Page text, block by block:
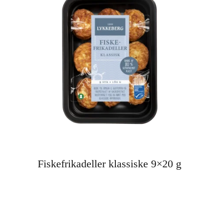
Fiskefrikadeller klassiske 9×20 g